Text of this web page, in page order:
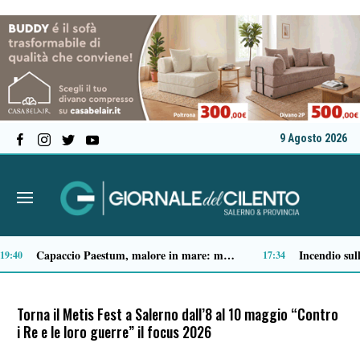
9 Agosto 2026
Spari a Pastena, il ventenne ferito lascia l’ospedale: si indaga sul vero obiettivo 09:04
Torna il Metis Fest a Salerno dall’8 al 10 maggio “Contro
i Re e le loro guerre” il focus 2026